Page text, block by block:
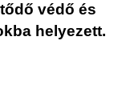
védő és
helyezett.